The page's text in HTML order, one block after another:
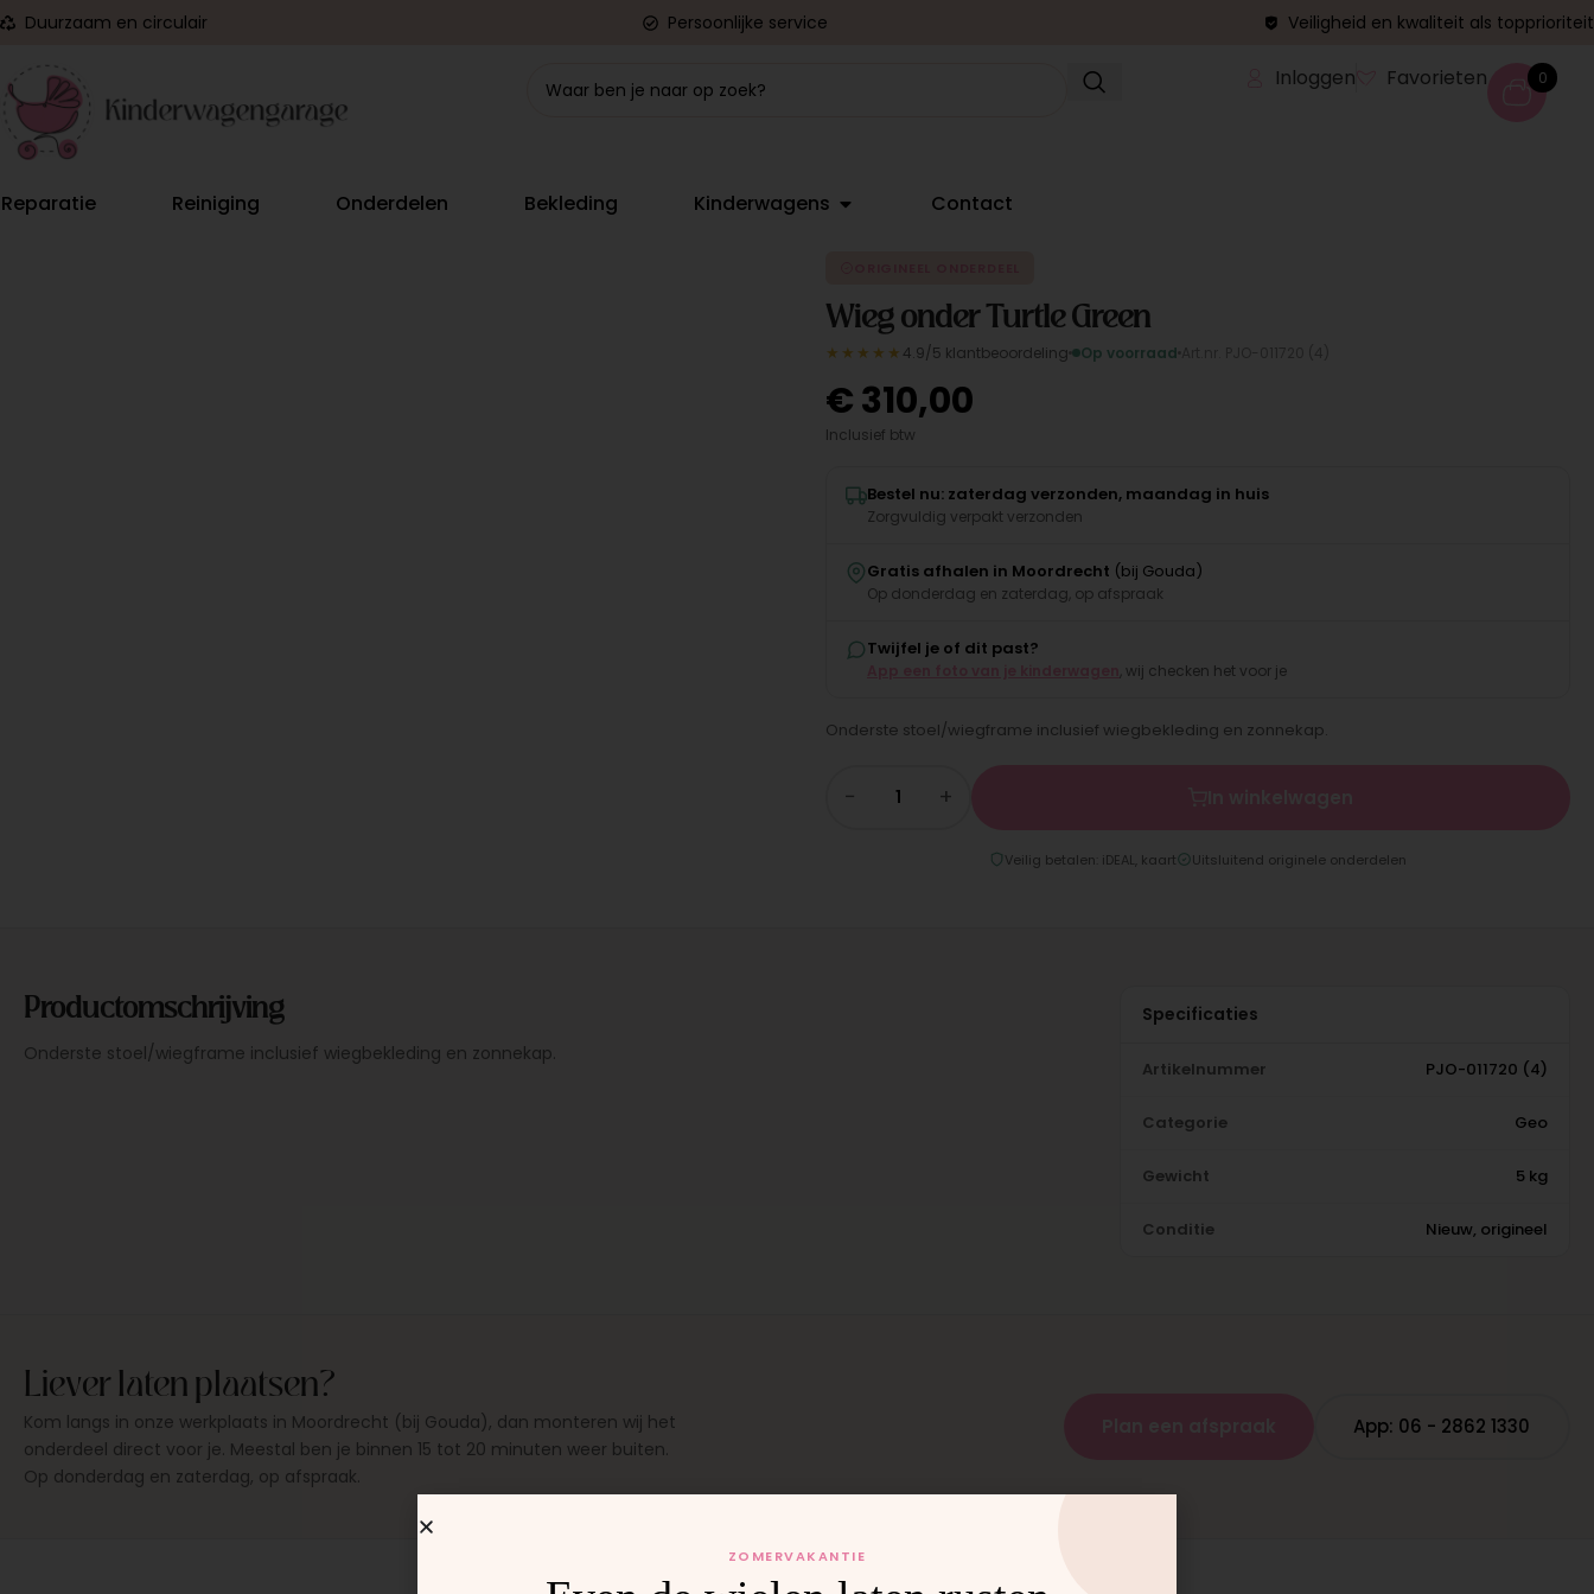
Duurzaam en circulair Persoonlijke service Veiligheid en kwaliteit als topprioriteit
Inloggen Favorieten 0
Reparatie Reiniging Onderdelen Bekleding Kinderwagens Contact
Wieg onder Turtle Green
★★★★★ 4.9/5 klantbeoordeling Op voorraad
€310,00
Inclusief btw
Bestel nu: zaterdag verzonden, maandag in huis
Zorgvuldig verpakt verzonden
Gratis afhalen in Moordrecht (bij Gouda)
Op donderdag en zaterdag, op afspraak
Twijfel je of dit past?
, wij checken het voor je
Onderste stoel/wiegframe inclusief wiegbekleding en zonnekap.
− +
Veilig betalen: iDEAL, kaart Uitsluitend originele onderdelen
Productomschrijving
Onderste stoel/wiegframe inclusief wiegbekleding en zonnekap.
Specificaties
Artikelnummer PJO-011720 (4)
Categorie Geo
Gewicht 5 kg
Conditie Nieuw, origineel
Liever laten plaatsen?
Kom langs in onze werkplaats in Moordrecht (bij Gouda), dan monteren wij het
onderdeel direct voor je. Meestal ben je binnen 15 tot 20 minuten weer buiten.
Op donderdag en zaterdag, op afspraak.
App: 06 - 2862 1330
ZOMERVAKANTIE